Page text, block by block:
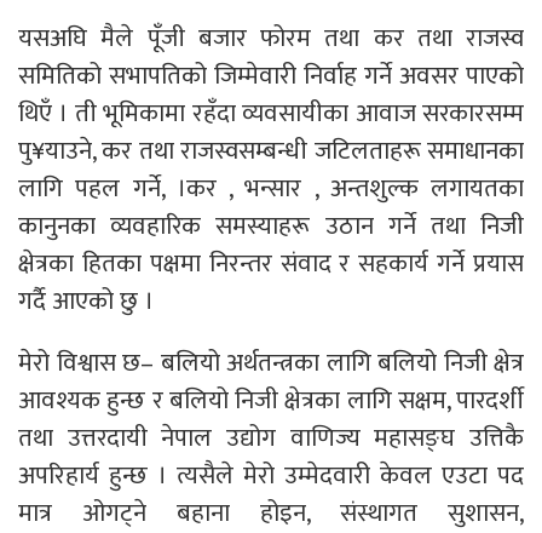
यसअघि मैले पूँजी बजार फोरम तथा कर तथा राजस्व
समितिको सभापतिको जिम्मेवारी निर्वाह गर्ने अवसर पाएको
थिएँ । ती भूमिकामा रहँदा व्यवसायीका आवाज सरकारसम्म
पु¥याउने, कर तथा राजस्वसम्बन्धी जटिलताहरू समाधानका
लागि पहल गर्ने, ।कर , भन्सार , अन्तशुल्क लगायतका
कानुनका व्यवहारिक समस्याहरू उठान गर्ने तथा निजी
क्षेत्रका हितका पक्षमा निरन्तर संवाद र सहकार्य गर्ने प्रयास
गर्दै आएको छु ।
मेरो विश्वास छ– बलियो अर्थतन्त्रका लागि बलियो निजी क्षेत्र
आवश्यक हुन्छ र बलियो निजी क्षेत्रका लागि सक्षम, पारदर्शी
तथा उत्तरदायी नेपाल उद्योग वाणिज्य महासङ्घ उत्तिकै
अपरिहार्य हुन्छ । त्यसैले मेरो उम्मेदवारी केवल एउटा पद
मात्र ओगट्ने बहाना होइन, संस्थागत सुशासन,